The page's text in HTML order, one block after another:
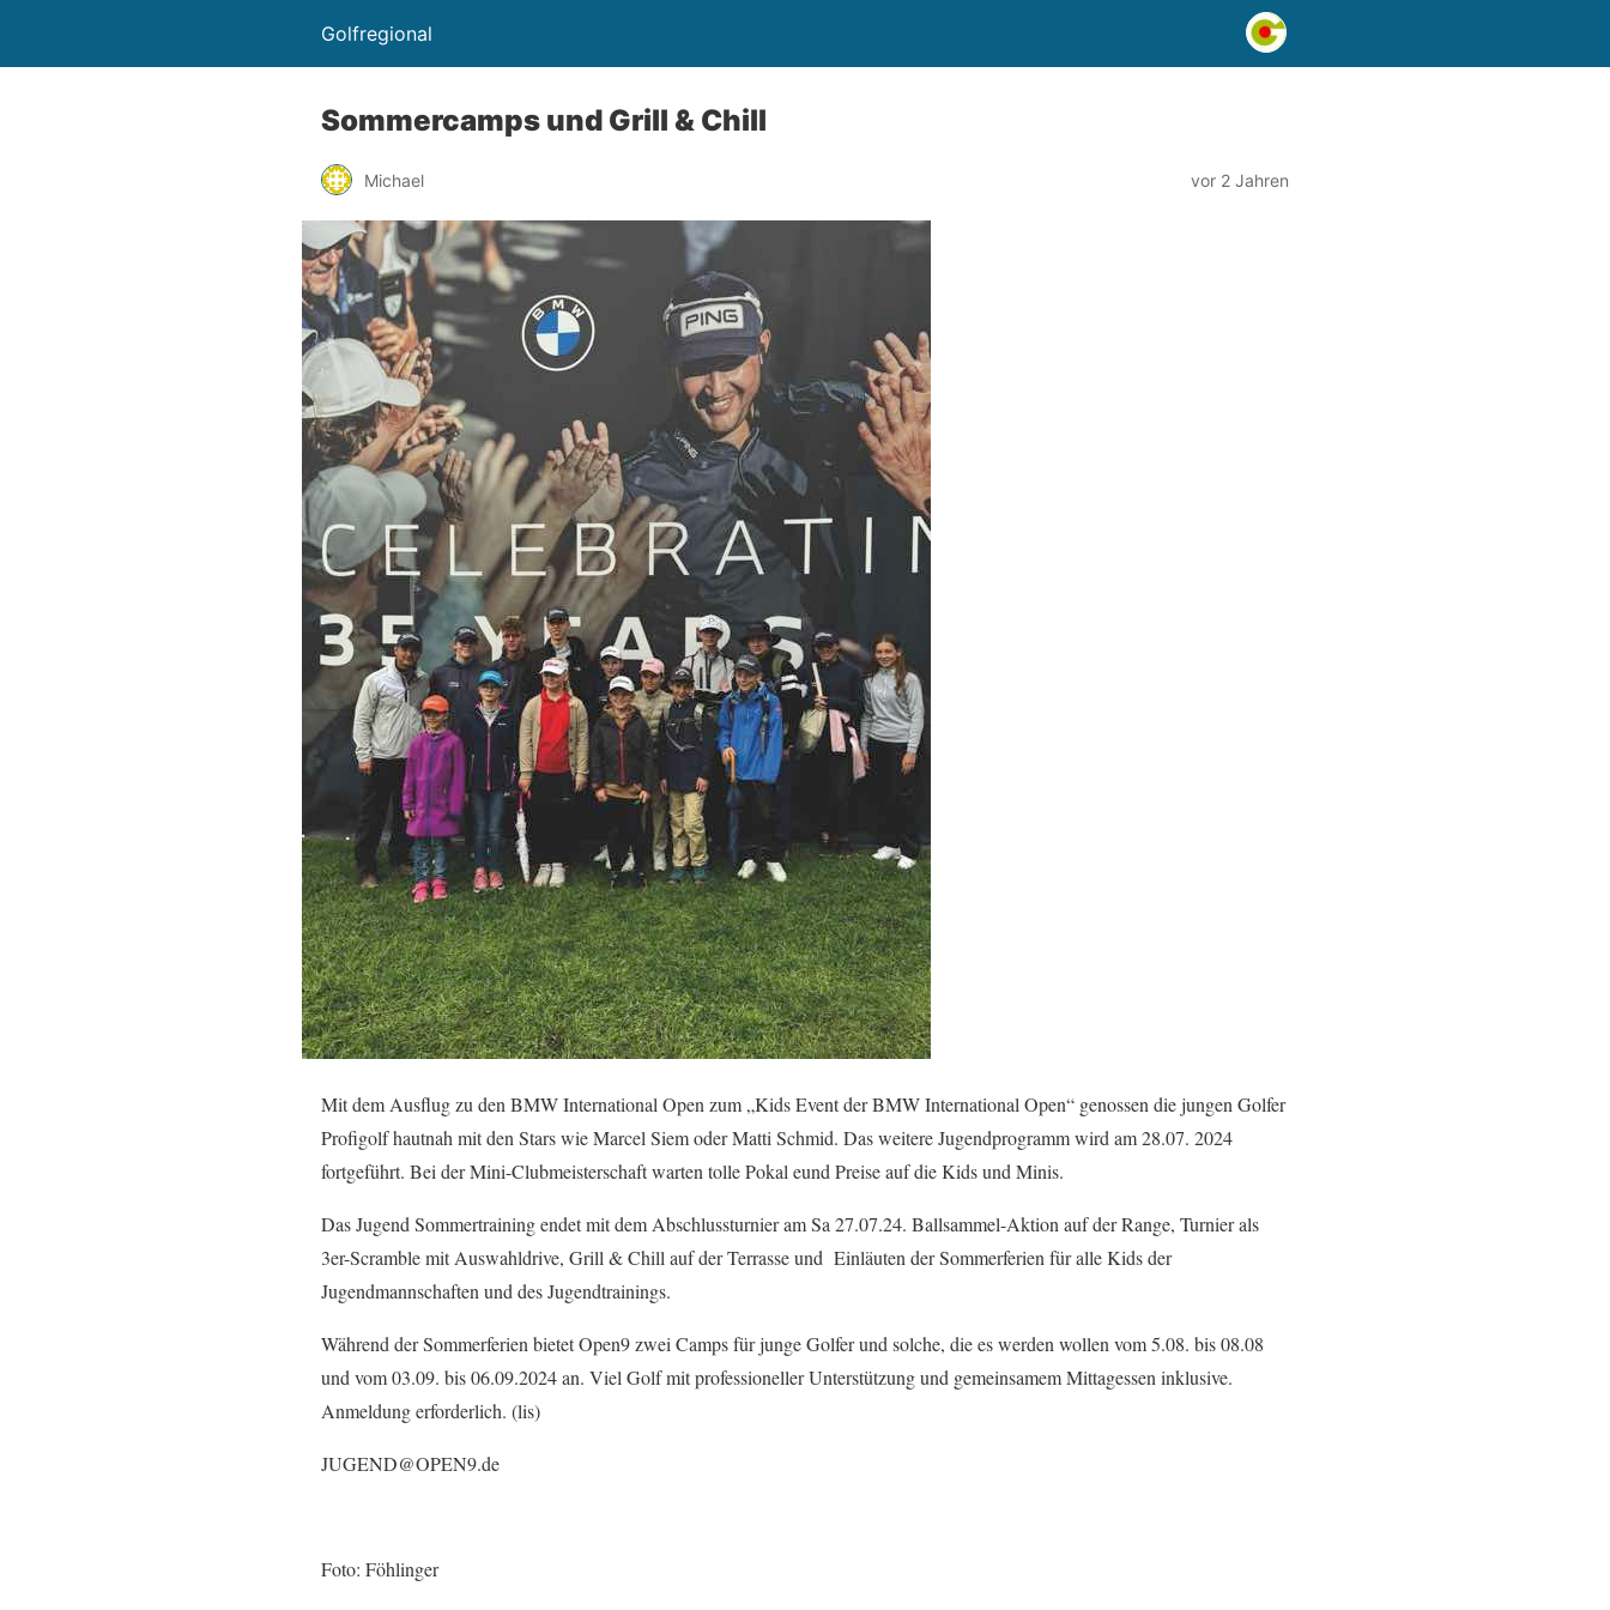
Golfregional
Sommercamps und Grill & Chill
Michael vor 2 Jahren
Mit dem Ausflug zu den BMW International Open zum „Kids Event der BMW International Open“ genossen die jungen Golfer
Profigolf hautnah mit den Stars wie Marcel Siem oder Matti Schmid. Das weitere Jugendprogramm wird am 28.07. 2024
fortgeführt. Bei der Mini-Clubmeisterschaft warten tolle Pokal eund Preise auf die Kids und Minis.
Das Jugend Sommertraining endet mit dem Abschlussturnier am Sa 27.07.24. Ballsammel-Aktion auf der Range, Turnier als
3er-Scramble mit Auswahldrive, Grill & Chill auf der Terrasse und Einläuten der Sommerferien für alle Kids der
Jugendmannschaften und des Jugendtrainings.
Während der Sommerferien bietet Open9 zwei Camps für junge Golfer und solche, die es werden wollen vom 5.08. bis 08.08
und vom 03.09. bis 06.09.2024 an. Viel Golf mit professioneller Unterstützung und gemeinsamem Mittagessen inklusive.
Anmeldung erforderlich. (lis)
JUGEND@OPEN9.de
Foto: Föhlinger